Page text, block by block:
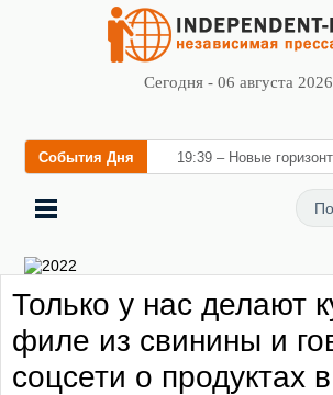
Сегодня - 06 августа
События Дня 19:39 – Новые
флебологии: в Москве
открылся «Городской
Только у нас делают
филе из свинины и
соцсети о продуктах